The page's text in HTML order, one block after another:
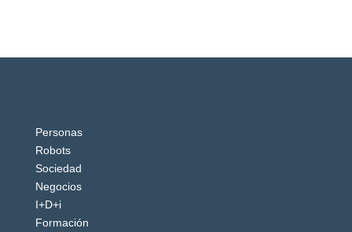
Personas
Robots
Sociedad
Negocios
I+D+i
Formación